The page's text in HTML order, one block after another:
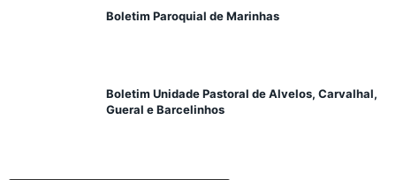
Boletim Paroquial de Marinhas
Boletim Unidade Pastoral de Alvelos, Carvalhal,
Gueral e Barcelinhos